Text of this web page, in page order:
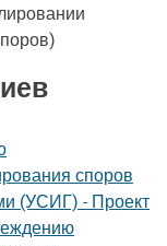
споров
(УСИГ) - Проект